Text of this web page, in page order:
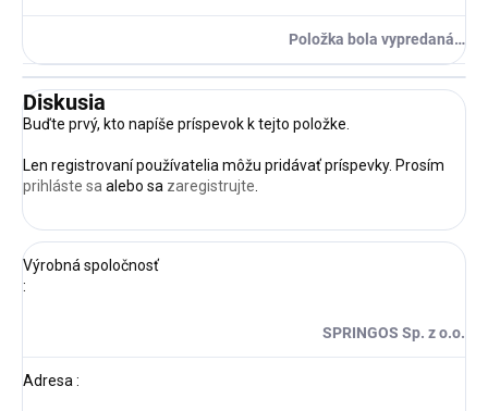
Položka bola vypredaná…
Diskusia
Buďte prvý, kto napíše príspevok k tejto položke.
Len registrovaní používatelia môžu pridávať príspevky. Prosím
prihláste sa alebo sa zaregistrujte
Výrobná spoločnosť
:
SPRINGOS Sp. z o.o.
Adresa :